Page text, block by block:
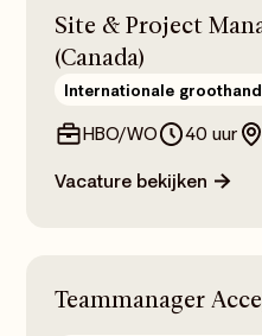
Site & Project
(Canada)
Internationale
HBO/WO 40 uur
Vacature bekijken
Teammanager